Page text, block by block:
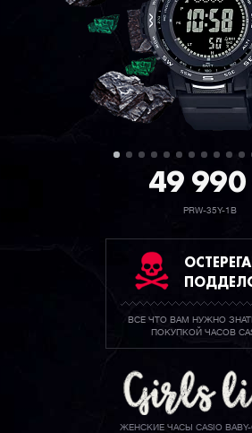
49 990
PRW-35Y-1B
ВСЕ ЧТО ВАМ НУЖНО
ПОКУПКОЙ ЧАСОВ
ЖЕНСКИЕ ЧАСЫ CASIO BABY-